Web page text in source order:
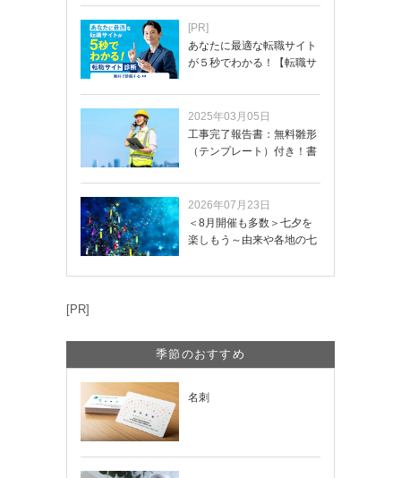
[PR]
あなたに最適な転職サイト
が５秒でわかる！【転職サ
2025年03月05日
工事完了報告書：無料雛形
（テンプレート）付き！書
2026年07月23日
＜8月開催も多数＞七夕を
楽しもう～由来や各地の七
[PR]
季節のおすすめ
名刺